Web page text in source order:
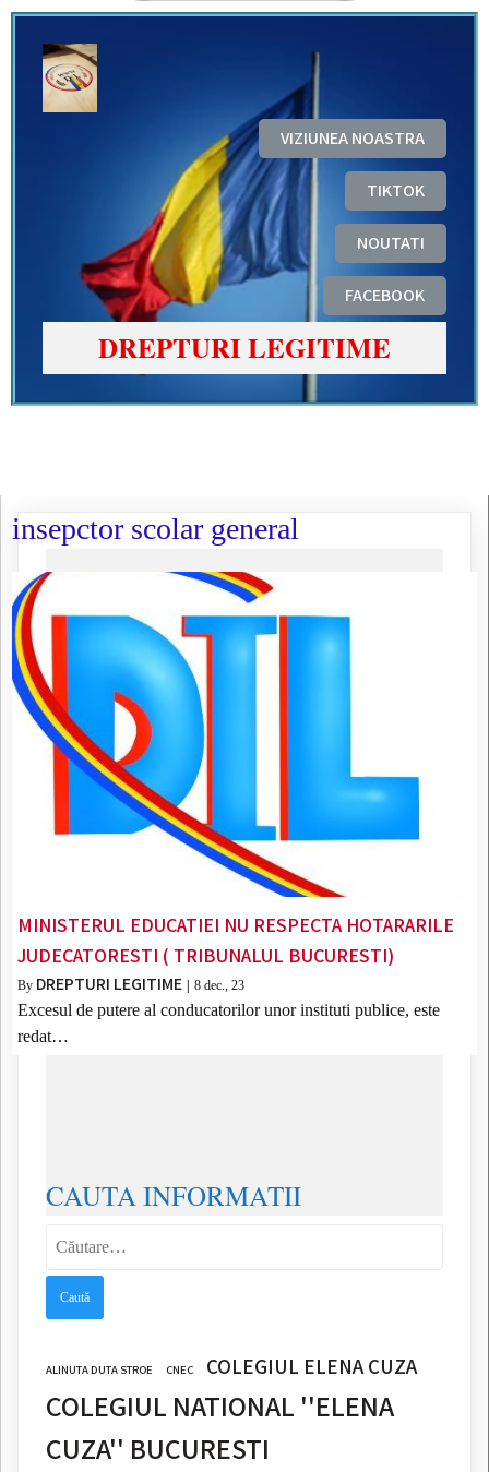
VIZIUNEA NOASTRA
TIKTOK
NOUTATI
FACEBOOK
DREPTURI LEGITIME
insepctor scolar general
MINISTERUL EDUCATIEI NU RESPECTA HOTARARILE
JUDECATORESTI ( TRIBUNALUL BUCURESTI)
By DREPTURI LEGITIME 8 dec., 23
Excesul de putere al conducatorilor unor instituti publice, este
redat…
CAUTA INFORMATII
ALINUTA DUTA STROE CNEC COLEGIUL ELENA CUZA
COLEGIUL NATIONAL ''ELENA
CUZA'' BUCURESTI